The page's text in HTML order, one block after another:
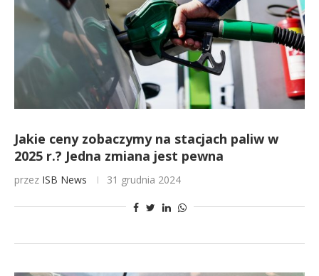
Jakie ceny zobaczymy na stacjach paliw w
2025 r.? Jedna zmiana jest pewna
przez ISB News 31 grudnia 2024